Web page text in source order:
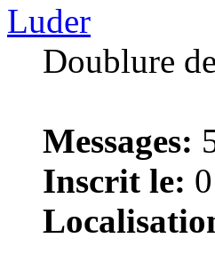
Luder
Doublure
Messages:
Inscrit le: